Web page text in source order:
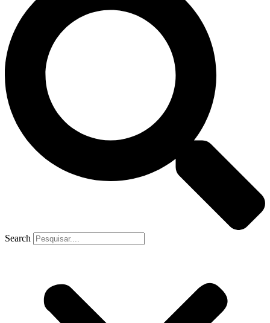
Search